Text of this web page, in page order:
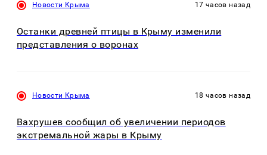
Новости Крыма 17 часов назад
Останки древней птицы в Крыму изменили
представления о воронах
Новости Крыма 18 часов назад
Вахрушев сообщил об увеличении периодов
экстремальной жары в Крыму